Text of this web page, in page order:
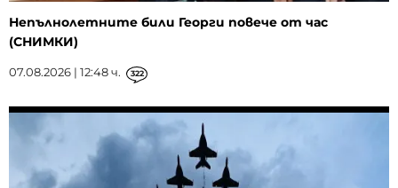
Непълнолетните били Георги повече от час
(СНИМКИ)
07.08.2026 | 12:48 ч. 322